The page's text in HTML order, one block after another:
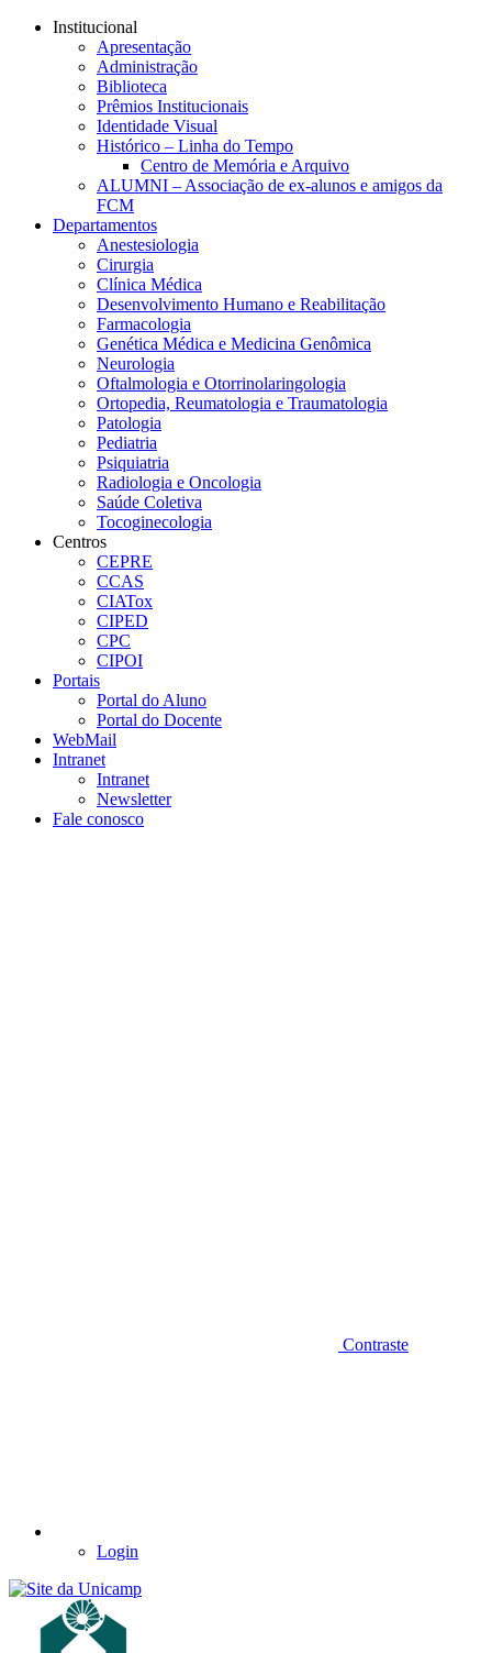
Conteúdo principal
Institucional
Apresentação
Administração
Biblioteca
Prêmios Institucionais
Identidade Visual
Histórico – Linha do Tempo
Centro de Memória e Arquivo
ALUMNI – Associação de ex-alunos e amigos da
FCM
Departamentos
Anestesiologia
Cirurgia
Clínica Médica
Desenvolvimento Humano e Reabilitação
Farmacologia
Genética Médica e Medicina Genômica
Neurologia
Oftalmologia e Otorrinolaringologia
Ortopedia, Reumatologia e Traumatologia
Patologia
Pediatria
Psiquiatria
Radiologia e Oncologia
Saúde Coletiva
Tocoginecologia
Centros
CEPRE
CCAS
CIATox
CIPED
CPC
CIPOI
Portais
Portal do Aluno
Portal do Docente
WebMail
Intranet
Intranet
Newsletter
Fale conosco
Contraste
Login